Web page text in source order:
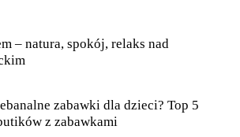
– natura, spokój, relaks nad
zabawki dla dzieci? Top 5
z zabawkami